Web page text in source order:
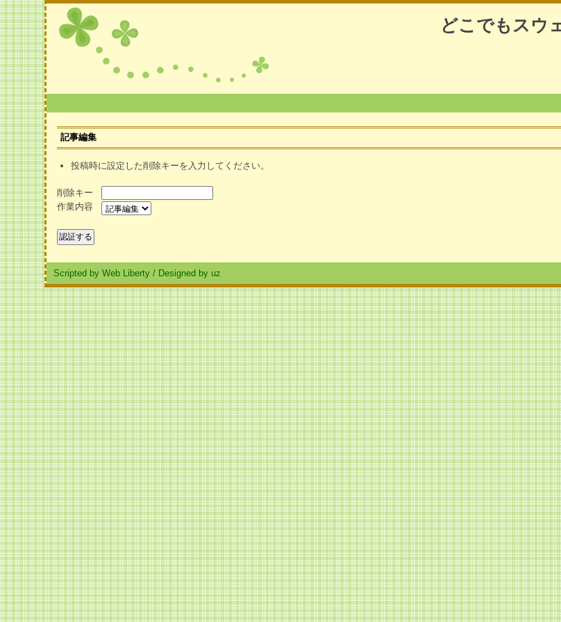
どこでもスウ
記事編集
投稿時に設定した削除キーを入力してください。
削除キー
作業内容
Scripted by Web Liberty / Designed by uz